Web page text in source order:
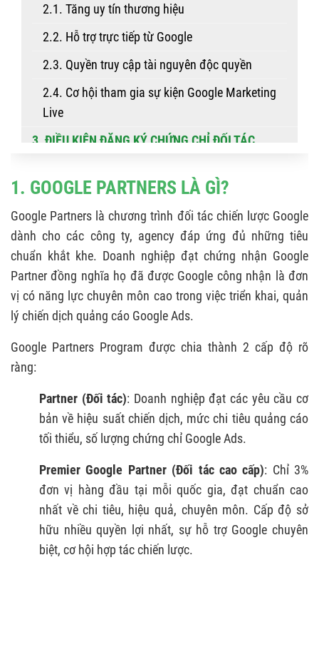
2.1. Tăng uy tín thương hiệu
2.2. Hỗ trợ trực tiếp từ Google
2.3. Quyền truy cập tài nguyên độc quyền
2.4. Cơ hội tham gia sự kiện Google Marketing
Live
3. ĐIỀU KIỆN ĐĂNG KÝ CHỨNG CHỈ ĐỐI TÁC
3.1. Hiệu suất (Performance)
3.2. Chi tiêu quảng cáo (Spend)
3.3. Chứng chỉ Google Ads (Certifications)
4. QUY TRÌNH THAM GIA CHƯƠNG TRÌNH
GOOGLE PARTNERS
4.1. Tạo tài khoản MCC Google Ads
4.2. Đăng nhập Google Partners
4.4. Chọn tài khoản đại diện
4.5. Bổ sung hồ sơ doanh nghiệp
4.6. Hoàn tất đăng ký
5. BÍ QUYẾT ĐẠT GOOGLE PARTNER
CERTIFICATION NHANH CHÓNG
6. GIẢI ĐÁP THẮC MẮC LIÊN QUAN GOOGLE
1. GOOGLE PARTNERS LÀ GÌ?
Google Partners là chương trình đối tác chiến lược Google
dành cho các công ty, agency đáp ứng đủ những tiêu
chuẩn khắt khe. Doanh nghiệp đạt chứng nhận Google
Partner đồng nghĩa họ đã được Google công nhận là đơn
vị có năng lực chuyên môn cao trong việc triển khai, quản
lý chiến dịch quảng cáo Google Ads.
Google Partners Program được chia thành 2 cấp độ rõ
ràng:
Partner (Đối tác): Doanh nghiệp đạt các yêu cầu cơ
bản về hiệu suất chiến dịch, mức chi tiêu quảng cáo
tối thiểu, số lượng chứng chỉ Google Ads.
Premier Google Partner (Đối tác cao cấp): Chỉ 3%
đơn vị hàng đầu tại mỗi quốc gia, đạt chuẩn cao
nhất về chi tiêu, hiệu quả, chuyên môn. Cấp độ sở
hữu nhiều quyền lợi nhất, sự hỗ trợ Google chuyên
biệt, cơ hội hợp tác chiến lược.